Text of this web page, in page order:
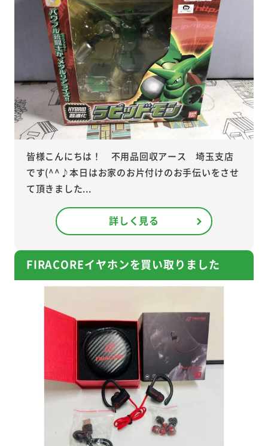
皆様こんにちは！ 不用品回収アース 埼玉支店
です(^^♪本日はお家のお片付けのお手伝いをさせ
て頂きました...
詳しく見る
FIRACOREイヤホンを買い取りました